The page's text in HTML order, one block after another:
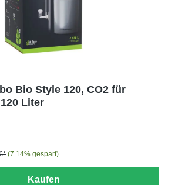
Bio Style 120, CO2 für
Liter
(7.14% gespart)
Kaufen